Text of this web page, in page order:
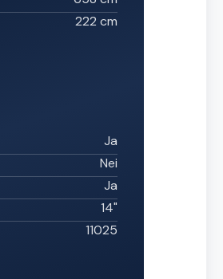
222 cm
Ja
Nei
Ja
14"
11025